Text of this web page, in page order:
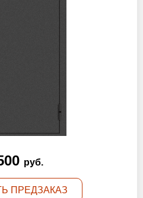
РАСЧЕТ
звонок
руб.
ПРЕДЗАКАЗ